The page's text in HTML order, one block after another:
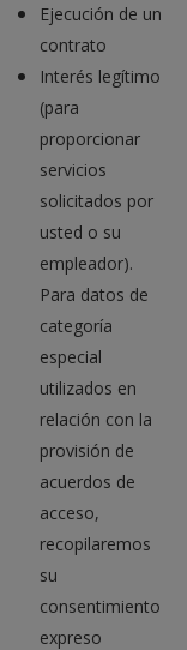
Ejecución de un
contrato
Interés legítimo
(para
proporcionar
servicios
solicitados por
usted o su
empleador).
Para datos de
categoría
especial
utilizados en
relación con la
provisión de
acuerdos de
acceso,
recopilaremos
su
consentimiento
expreso